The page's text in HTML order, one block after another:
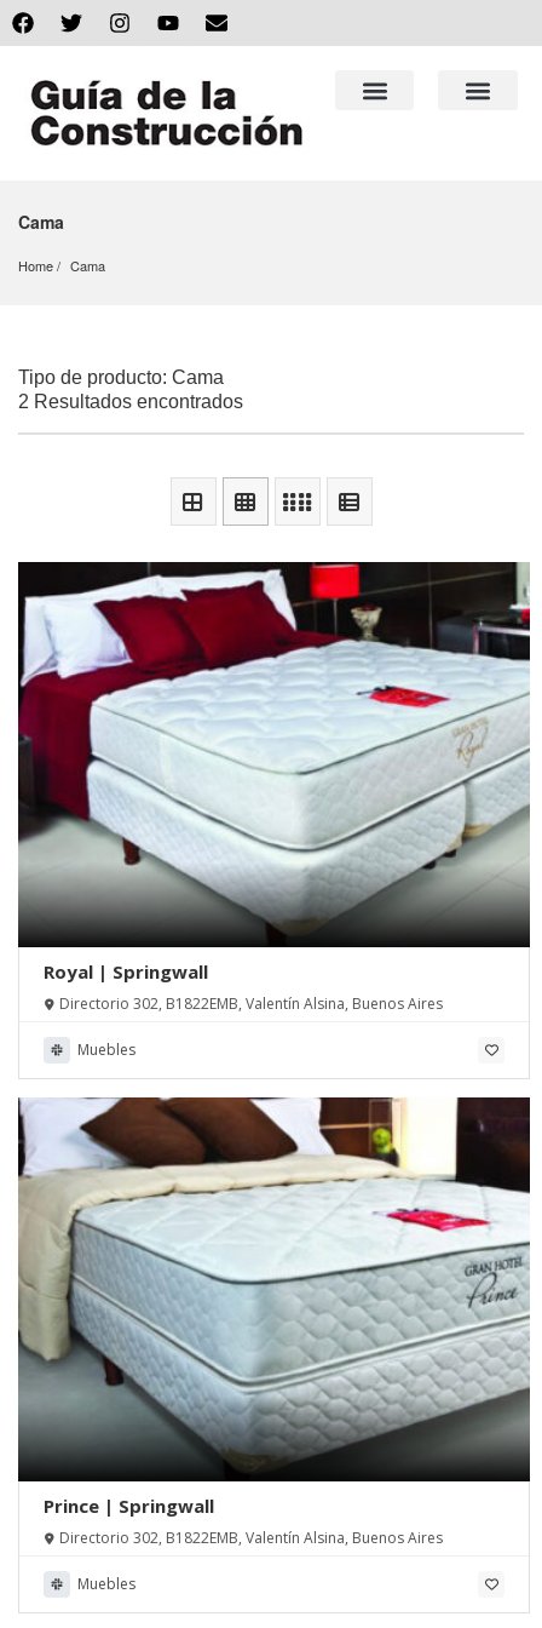
Cama
Home Cama
Tipo de producto: Cama
2 Resultados encontrados
Royal | Springwall
Directorio 302, B1822EMB, Valentín Alsina, Buenos Aires
Muebles
Prince | Springwall
Directorio 302, B1822EMB, Valentín Alsina, Buenos Aires
Muebles